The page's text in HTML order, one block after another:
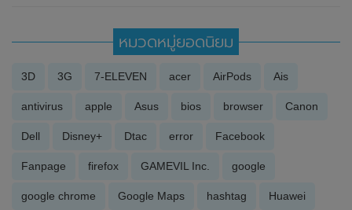
หมวดหมู่ยอดนิยม
3D 3G 7-ELEVEN acer AirPods Ais
antivirus apple Asus bios browser Canon
Dell Disney+ Dtac error Facebook
Fanpage firefox GAMEVIL Inc. google
google chrome Google Maps hashtag Huawei